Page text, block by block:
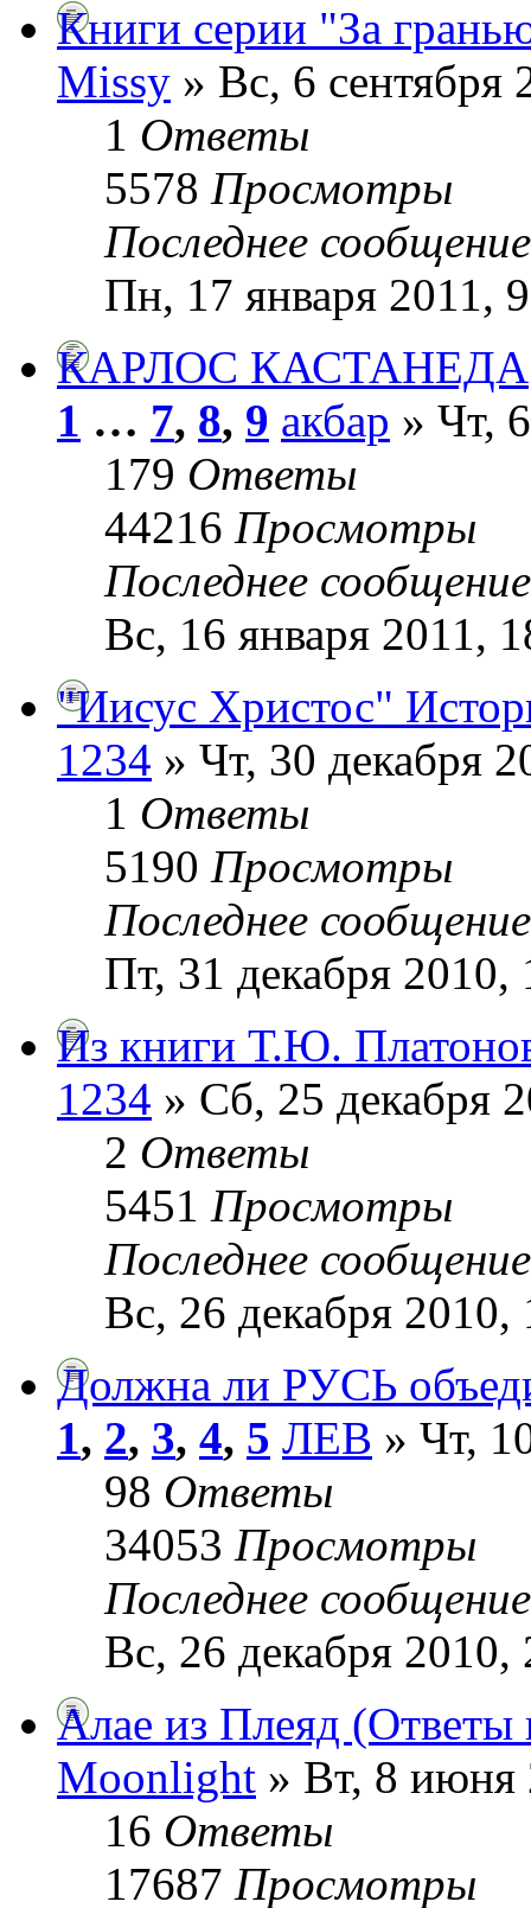
Книги серии "За
Missy » Вс, 6 сентября
1 Ответы
5578 Просмотры
Последнее
Пн, 17 января 2011,
КАРЛОС КАСТАНЕДА
1 … 7, 8, 9 акбар » Чт,
179 Ответы
44216 Просмотры
Последнее
Вс, 16 января 2011,
"Иисус Христос"
1234 » Чт, 30 декабря
1 Ответы
5190 Просмотры
Последнее
Пт, 31 декабря 2010,
Из книги Т.Ю.
1234 » Сб, 25 декабря
2 Ответы
5451 Просмотры
Последнее
Вс, 26 декабря 2010,
Должна ли РУСЬ
1, 2, 3, 4, 5 ЛЕВ » Чт,
98 Ответы
34053 Просмотры
Последнее
Вс, 26 декабря 2010,
Алае из Плеяд (Ответы
Moonlight » Вт, 8 июня
16 Ответы
17687 Просмотры